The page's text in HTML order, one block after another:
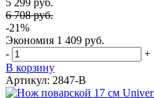
6 708 руб.
-21%
Экономия 1 409 руб.
-
+
В корзину
Артикул: 2847-B